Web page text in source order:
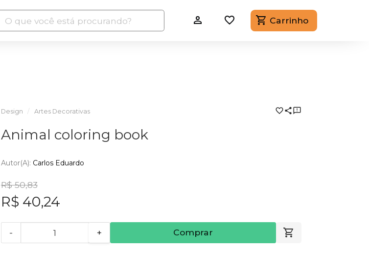
Carrinho
Design Artes Decorativas
Animal coloring book
Autor(a): Carlos Eduardo
R$ 50,83
R$ 40,24
- + Comprar